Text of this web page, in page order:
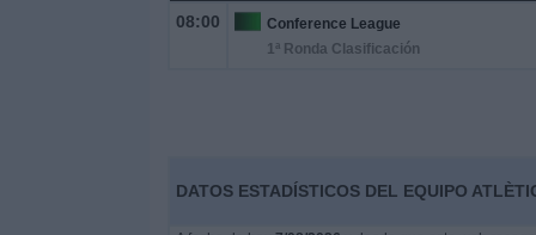
08:00
Conference League
1ª Ronda Clasificación
DATOS ESTADÍSTICOS DEL EQUIPO